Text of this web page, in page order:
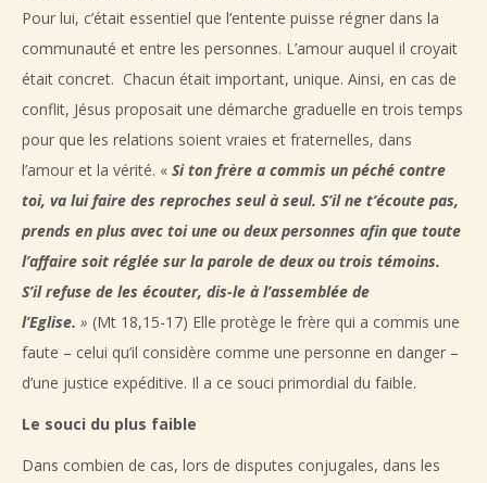
Pour lui, c’était essentiel que l’entente puisse régner dans la
communauté et entre les personnes. L’amour auquel il croyait
était concret. Chacun était important, unique. Ainsi, en cas de
conflit, Jésus proposait une démarche graduelle en trois temps
pour que les relations soient vraies et fraternelles, dans
l’amour et la vérité. « Si ton frère a commis un péché contre
toi, va lui faire des reproches seul à seul. S’il ne t’écoute pas,
prends en plus avec toi une ou deux personnes afin que toute
l’affaire soit réglée sur la parole de deux ou trois témoins.
S’il refuse de les écouter, dis-le à l’assemblée de
l’Eglise. » (Mt 18,15-17) Elle protège le frère qui a commis une
faute – celui qu’il considère comme une personne en danger –
d’une justice expéditive. Il a ce souci primordial du faible.
Le souci du plus faible
Dans combien de cas, lors de disputes conjugales, dans les